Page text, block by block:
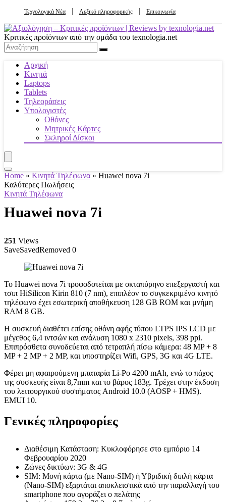
Τεχνολογικά Νέα Λεξικό πληροφορικής Επικοινωνία
Κριτικές προϊόντων από την ομάδα του texnologia.net
Αρχική
Κινητά
Laptops
Tablets
Τηλεοράσεις
Υπολογιστές
Οθόνες
Μητρικές Κάρτες
Σκληροί Δίσκοι
Home » Κινητά Τηλέφωνα » Huawei nova 7i
Καλύτερες Πωλήσεις
Κινητά Τηλέφωνα
Huawei nova 7i
251 Views
SaveSavedRemoved 0
Το Huawei nova 7i τροφοδοτείται με οκταπύρηνο επεξεργαστή και
τσιπ HiSilicon Kirin 810 (7 nm), επιπλέον το συγκεκριμένο κινητό
τηλέφωνο έχει εσωτερική αποθήκευση 128 GB ROM και μνήμη
RAM 8 GB.
Η συσκευή διαθέτει επίσης οθόνη αφής τύπου LTPS IPS LCD με
μέγεθος 6,4 ιντσών και ανάλυση 1080 x 2310 pixels, 398 ppi.
Επιπρόσθετα συνοδεύεται από τετραπλή πίσω κάμερα: 48 MP + 8
MP + 2 MP + 2 MP, και υποστηρίζει Wifi, GPS, 3G και 4G LTE.
Φέρει μη αφαιρούμενη μπαταρία Li-Po 4200 mAh, ενώ το πάχος
της συσκευής είναι 8,7mm και το βάρος 183g. Τρέχει στην έκδοση
του λειτουργικού συστήματος Android 10.0 (AOSP + HMS).
EMUI 10.
Γενικές πληροφορίες
Διαθέσιμη Κατάσταση: Κυκλοφόρησε στο εμπόριο 14
Φεβρουαρίου 2020
Ζώνες δικτύων: 3G & 4G
SIM: Μονή κάρτα (με Nano-SIM) ή Υβριδική διπλή κάρτα
(Nano-SIM) εξαρτάται αποκλειστικά από την παραλλαγή του
smartphone που αγοράζει ο πελάτης